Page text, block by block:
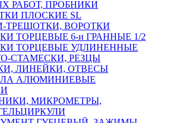
РАБОТ, ПРОБНИКИ
ПЛОСКИЕ SL
ТРЕЩОТКИ, ВОРОТКИ
ТОРЦЕВЫЕ 6-и ГРАННЫЕ 1/2
ТОРЦЕВЫЕ УДЛИНЕННЫЕ
СТАМЕСКИ, РЕЗЦЫ
ЛИНЕЙКИ, ОТВЕСЫ
АЛЮМИНИЕВЫЕ
МИКРОМЕТРЫ,